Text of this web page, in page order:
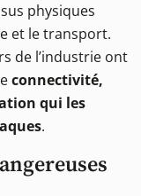
physiques
et le transport.
de l’industrie ont
connectivité,
qui les
.